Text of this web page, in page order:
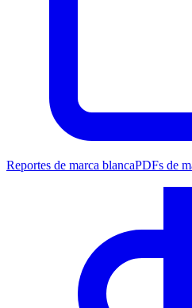
Reportes de marca blancaPDFs de